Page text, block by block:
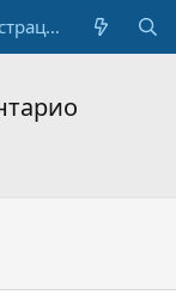
Регистрация